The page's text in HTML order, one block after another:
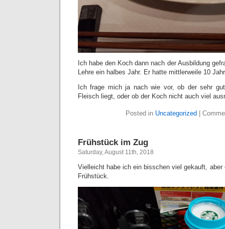
Ich habe den Koch dann nach der Ausbildung
Lehre ein halbes Jahr. Er hatte mittlerweile 10
Ich frage mich ja nach wie vor, ob der sehr
Fleisch liegt, oder ob der Koch nicht auch viel
Posted in Uncategorized
Frühstück im Zug
Saturday, August 11th, 2018
Vielleicht habe ich ein bisschen viel gekauft,
Frühstück.